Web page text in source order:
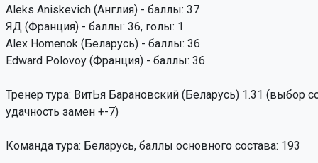
Aleks Aniskevich (Англия) - баллы: 37
ЯД (Франция) - баллы: 36, голы: 1
Alex Homenok (Беларусь) - баллы: 36
Edward Polovoy (Франция) - баллы: 36
Тренер тура: ВитЬя Барановский (Беларусь) 1.31 (выбор
удачность замен +-7)
Команда тура: Беларусь, баллы основного состава: 193